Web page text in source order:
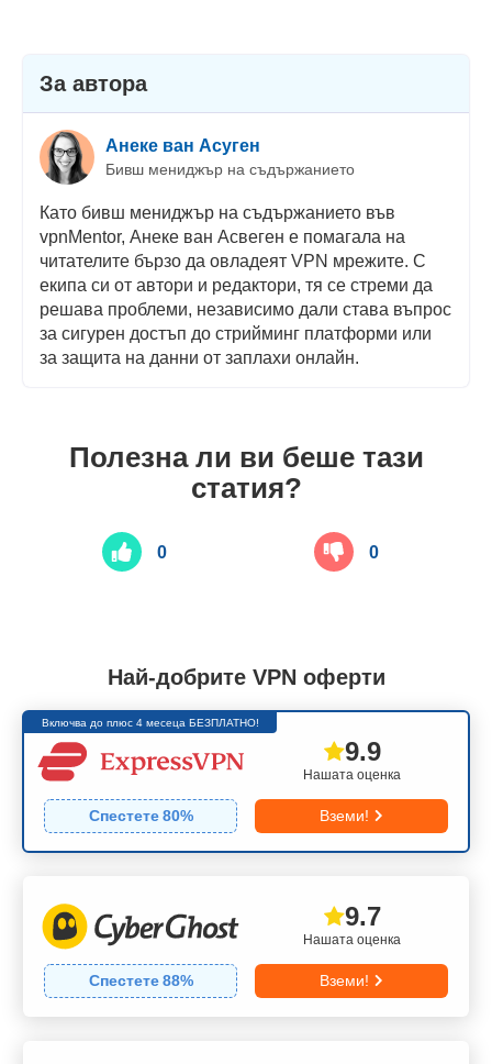
За автора
Анеке ван Асуген
Бивш мениджър на съдържанието
Като бивш мениджър на съдържанието във
vpnMentor, Анеке ван Асвеген е помагала на
читателите бързо да овладеят VPN мрежите. С
екипа си от автори и редактори, тя се стреми да
решава проблеми, независимо дали става въпрос
за сигурен достъп до стрийминг платформи или
за защита на данни от заплахи онлайн.
Полезна ли ви беше тази
статия?
0 0
Най-добрите VPN оферти
Включва до плюс 4 месеца БЕЗПЛАТНО!
Нашата оценка
9.9
Спестете 80% Вземи!
Нашата оценка
9.7
Спестете 88% Вземи!